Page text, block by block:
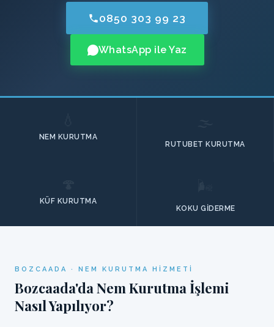
0850 303 99 23
WhatsApp ile Yaz
NEM KURUTMA
RUTUBET KURUTMA
KÜF KURUTMA
KOKU GIDERME
BOZCAADA · NEM KURUTMA HIZMETI
Bozcaada'da Nem Kurutma İşlemi
Nasıl Yapılıyor?